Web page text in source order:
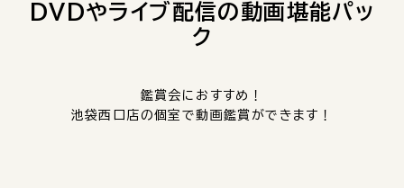
DVDやライブ配信の動画堪能パッ
ク
鑑賞会におすすめ！
池袋西口店の個室で動画鑑賞ができます！